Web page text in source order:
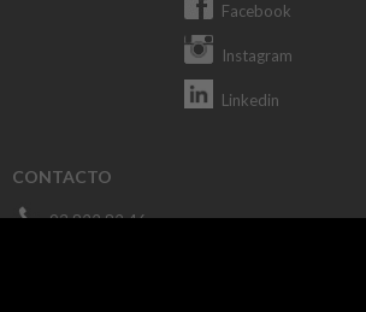
Facebook
Instagram
Linkedin
CONTACTO
93 822 82 46